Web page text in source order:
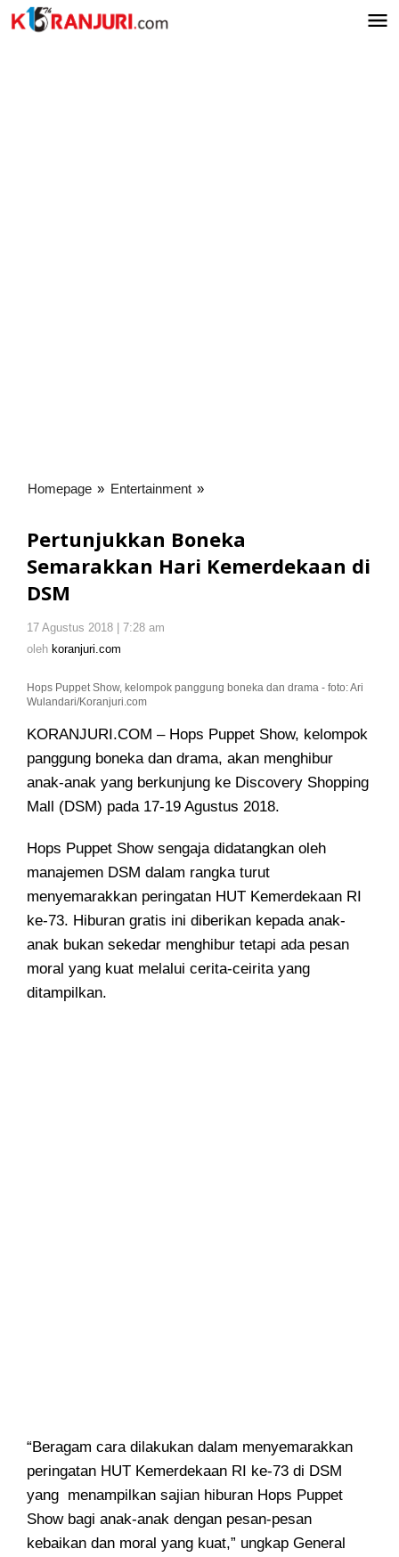
Lewati
ke
Homepage » Entertainment »
Hari
Kemerdekaan
Pertunjukkan Boneka
Semarakkan Hari Kemerdekaan di
DSM
17 Agustus 2018 | 7:28 am
oleh koranjuri.com
Hops Puppet Show, kelompok panggung boneka dan drama - foto: Ari
Wulandari/Koranjuri.com
KORANJURI.COM – Hops Puppet Show, kelompok
panggung boneka dan drama, akan menghibur
anak-anak yang berkunjung ke Discovery Shopping
Mall (DSM) pada 17-19 Agustus 2018.
Hops Puppet Show sengaja didatangkan oleh
manajemen DSM dalam rangka turut
menyemarakkan peringatan HUT Kemerdekaan RI
ke-73. Hiburan gratis ini diberikan kepada anak-
anak bukan sekedar menghibur tetapi ada pesan
moral yang kuat melalui cerita-ceirita yang
ditampilkan.
“Beragam cara dilakukan dalam menyemarakkan
peringatan HUT Kemerdekaan RI ke-73 di DSM
yang menampilkan sajian hiburan Hops Puppet
Show bagi anak-anak dengan pesan-pesan
kebaikan dan moral yang kuat,” ungkap General